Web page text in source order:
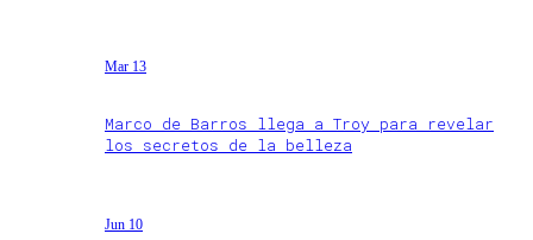
Mar 13
Marco de Barros llega a Troy para revelar
los secretos de la belleza
Jun 10